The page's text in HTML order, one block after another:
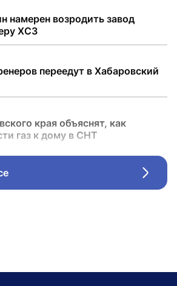
намерен возродить завод
ХСЗ
переедут в Хабаровский
края объяснят, как
газ к дому в СНТ